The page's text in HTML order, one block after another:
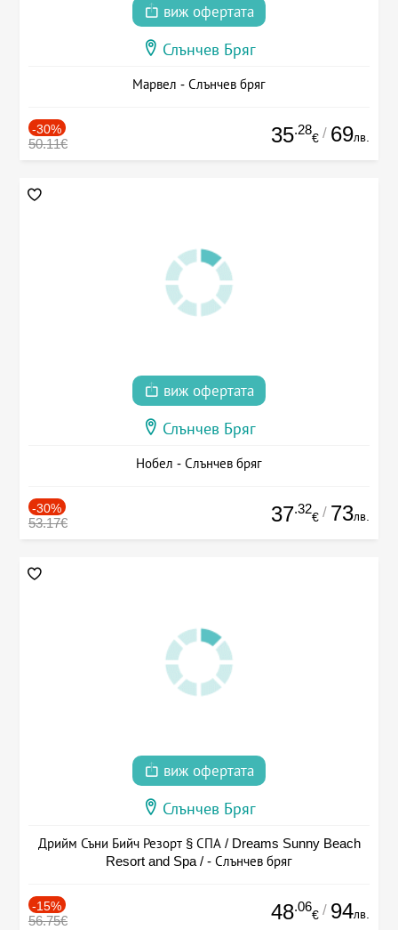
виж офертата
Слънчев Бряг
Марвел - Слънчев бряг
-30%
50.11€ 35.28
€ / 69лв.
виж офертата
Слънчев Бряг
Нобел - Слънчев бряг
-30%
53.17€ 37.32
€ / 73лв.
виж офертата
Слънчев Бряг
Дрийм Съни Бийч Резорт § СПА / Dreams Sunny Beach
Resort and Spa / - Слънчев бряг
-15%
56.75€ 48.06
€ / 94лв.